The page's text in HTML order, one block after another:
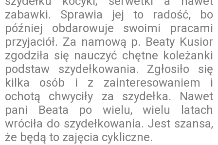
zabawki. Sprawia jej to radość, bo
później obdarowuje swoimi pracami
przyjaciół. Za namową p. Beaty Kusior
zgodziła się nauczyć chętne koleżanki
podstaw szydełkowania. Zgłosiło się
kilka osób i z zainteresowaniem i
ochotą chwyciły za szydełka. Nawet
pani Beata po wielu, wielu latach
wróciła do szydełkowania. Jest szansa,
że będą to zajęcia cykliczne.